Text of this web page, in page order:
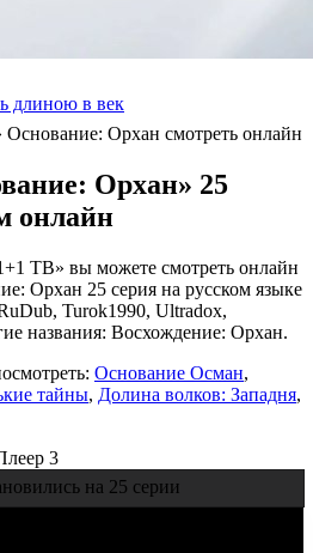
длиною в век
Основание: Орхан смотреть онлайн
Орхан» 25
онлайн
ТВ» вы можете смотреть онлайн
Орхан 25 серия на русском языке
Turok1990, Ultradox,
названия: Восхождение: Орхан.
Основание Осман,
тайны, Долина волков: Западня,
3
на 25 серии